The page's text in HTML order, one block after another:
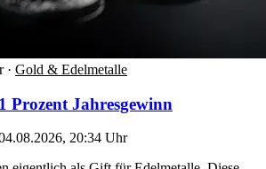
· Gold & Edelmetalle
Prozent Jahresgewinn
20:34 Uhr